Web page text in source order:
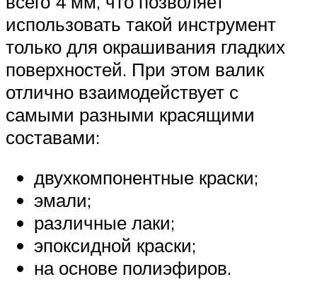
использовать такой инструмент
только для окрашивания гладких
поверхностей. При этом валик
отлично взаимодействует с
самыми разными красящими
составами:
двухкомпонентные краски;
эмали;
различные лаки;
эпоксидной краски;
на основе полиэфиров.